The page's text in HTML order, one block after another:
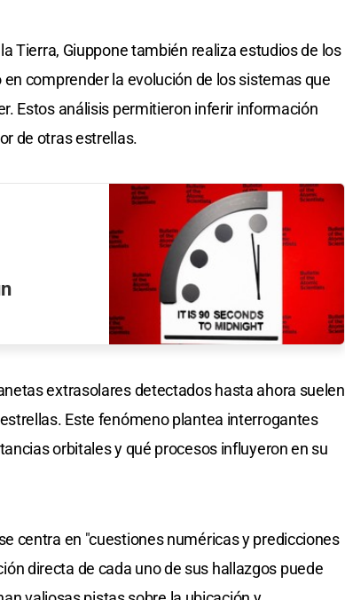
Tierra, Giuppone también realiza estudios de los
comprender la evolución de los sistemas que
Estos análisis permitieron inferir información
de otras estrellas.
extrasolares detectados hasta ahora suelen
Este fenómeno plantea interrogantes
orbitales y qué procesos influyeron en su
centra en "cuestiones numéricas y predicciones
directa de cada uno de sus hallazgos puede